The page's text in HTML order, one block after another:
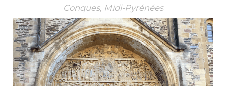
Conques, Midi-Pyrénées